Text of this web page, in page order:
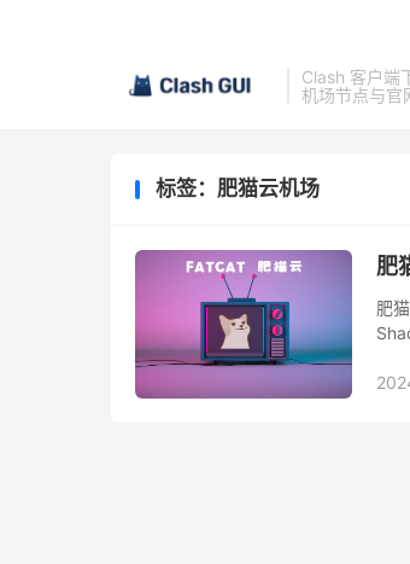
Clash 客户端
机场节点与官
标签：肥猫云机场
肥
肥